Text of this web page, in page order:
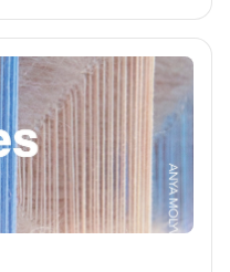
megtekinthető a